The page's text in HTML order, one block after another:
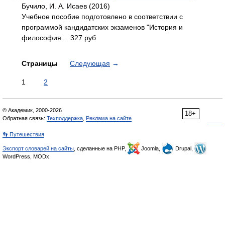
Бучило, И. А. Исаев (2016)
Учебное пособие подготовлено в соответствии с
программой кандидатских экзаменов "История и
философия… 327 руб
Страницы Следующая →
1 2
18+
© Академик, 2000-2026
Обратная связь: Техподдержка Реклама на сайте
👣 Путешествия
Экспорт словарей на сайты , сделанные на PHP, Joomla,
Drupal,
WordPress, MODx.